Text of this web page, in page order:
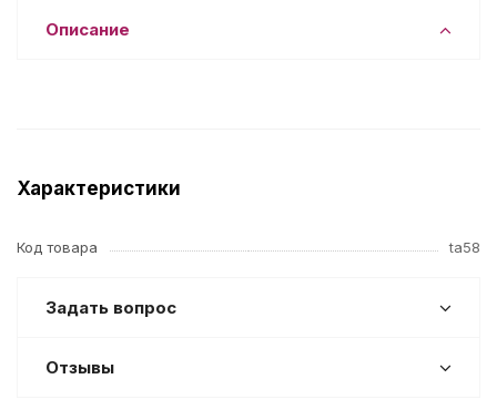
Описание
Характеристики
Код товара ta58
Задать вопрос
Отзывы